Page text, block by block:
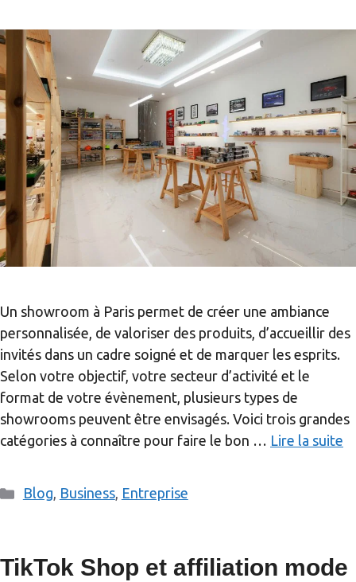
Un showroom à Paris permet de créer une ambiance
personnalisée, de valoriser des produits, d’accueillir des
invités dans un cadre soigné et de marquer les esprits.
Selon votre objectif, votre secteur d’activité et le
format de votre évènement, plusieurs types de
showrooms peuvent être envisagés. Voici trois grandes
catégories à connaître pour faire le bon … Lire la suite
Catégories
Blog, Business, Entreprise
TikTok Shop et affiliation mode